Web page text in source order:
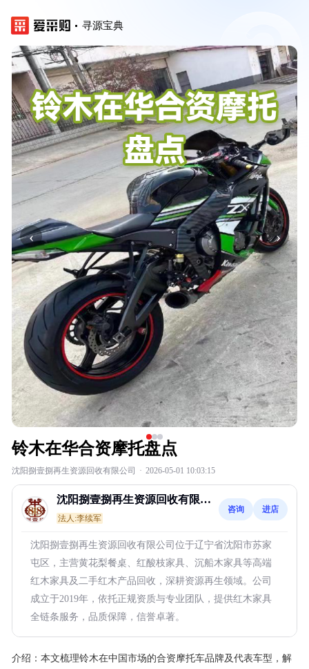
寻源宝典
‹ ›
铃木在华合资摩托盘点
沈阳捌壹捌再生资源回收有限公司 · 2026-05-01 10:03:15
沈阳捌壹捌再生资源回收有限公
司
法人:李续军
咨询 进店
沈阳捌壹捌再生资源回收有限公司位于辽宁省沈阳市苏家
屯区，主营黄花梨餐桌、红酸枝家具、沉船木家具等高端
红木家具及二手红木产品回收，深耕资源再生领域。公司
成立于2019年，依托正规资质与专业团队，提供红木家具
全链条服务，品质保障，信誉卓著。
介绍： 本文梳理铃木在中国市场的合资摩托车品牌及代表车型，解